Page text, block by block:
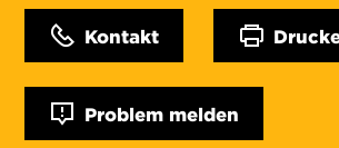
Kontakt
Problem melden